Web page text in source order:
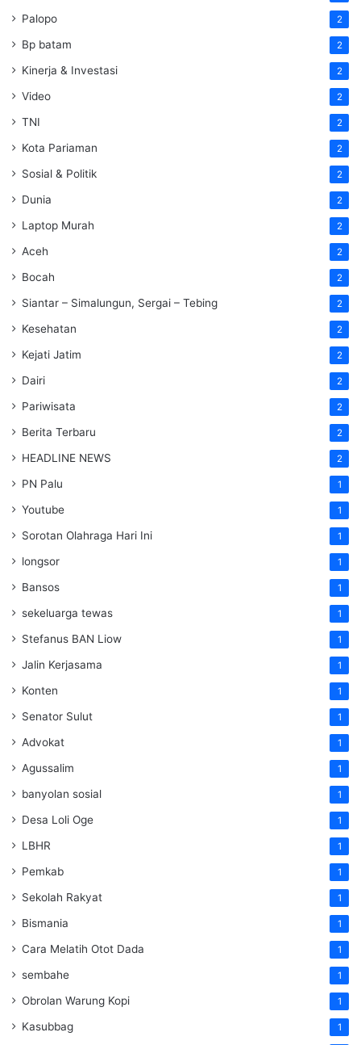
Palopo 2
Bp batam 2
Kinerja & Investasi 2
Video 2
TNI 2
Kota Pariaman 2
Sosial & Politik 2
Dunia 2
Laptop Murah 2
Aceh 2
Bocah 2
Siantar – Simalungun, Sergai – Tebing 2
Kesehatan 2
Kejati Jatim 2
Dairi 2
Pariwisata 2
Berita Terbaru 2
HEADLINE NEWS 2
PN Palu 1
Youtube 1
Sorotan Olahraga Hari Ini 1
longsor 1
Bansos 1
sekeluarga tewas 1
Stefanus BAN Liow 1
Jalin Kerjasama 1
Konten 1
Senator Sulut 1
Advokat 1
Agussalim 1
banyolan sosial 1
Desa Loli Oge 1
LBHR 1
Pemkab 1
Sekolah Rakyat 1
Bismania 1
Cara Melatih Otot Dada 1
sembahe 1
Obrolan Warung Kopi 1
Kasubbag 1